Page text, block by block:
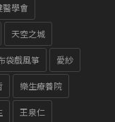
醫學會
天空之城
袋戲風箏 愛紗
樂生療養院
王泉仁